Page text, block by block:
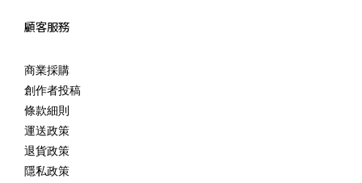
顧客服務
商業採購
創作者投稿
條款細則
運送政策
退貨政策
隱私政策